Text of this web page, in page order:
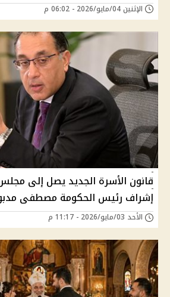
الإثنين 04/مايو/2026 - 06:02 م
قانون الأسرة الجديد يصل إلى
إشراف رئيس الحكومة مصطفى
الأحد 03/مايو/2026 - 11:17 م